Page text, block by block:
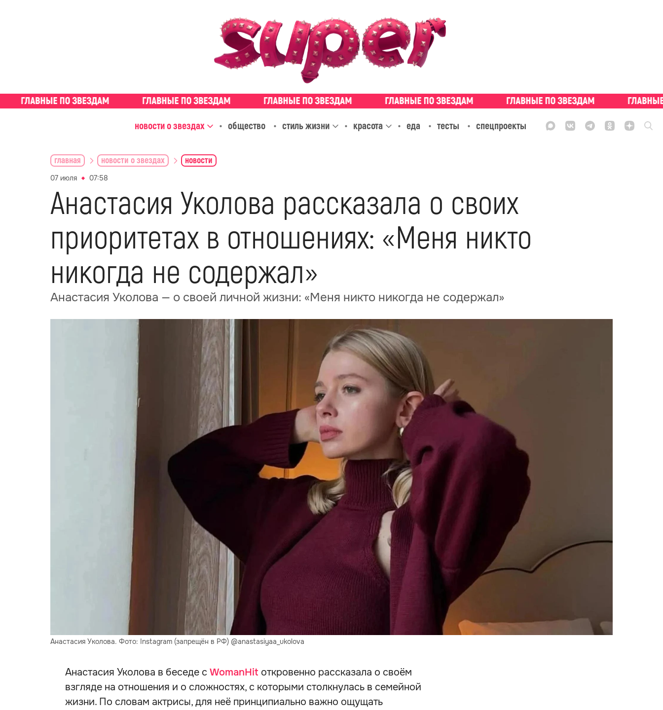
новости о звездах общество стиль жизни красота еда тесты спецпроекты
главная новости о звездах новости
07 июля 07:58
Анастасия Уколова рассказала о своих
приоритетах в отношениях: «Меня никто
никогда не содержал»
Анастасия Уколова — о своей личной жизни: «Меня никто никогда не содержал»
Анастасия Уколова. Фото: Instagram (запрещён в РФ) @anastasiyaa_ukolova
Анастасия Уколова в беседе с WomanHit откровенно рассказала о своём
взгляде на отношения и о сложностях, с которыми столкнулась в семейной
жизни. По словам актрисы, для неё принципиально важно ощущать